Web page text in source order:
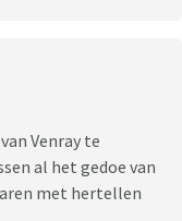
Venray te
al het gedoe van
met hertellen